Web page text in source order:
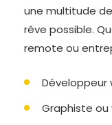
une multitude
rêve possible.
remote ou
Développeur
Graphiste